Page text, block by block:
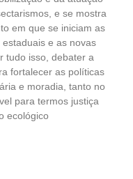
e se mostra
em que se iniciam as
e as novas
tudo isso, debater a
fortalecer as políticas
e moradia, tanto no
para termos justiça
ecológico